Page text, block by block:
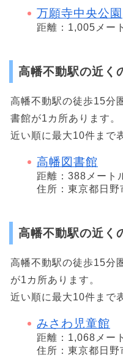
万願寺中央公園
距離：1,005メー
高幡不動駅の近く
高幡不動駅の徒歩15分
書館が1カ所あります。
近い順に最大10件まで
高幡図書館
距離：388メート
住所：東京都日
高幡不動駅の近く
高幡不動駅の徒歩15分
が1カ所あります。
近い順に最大10件まで
みさわ児童館
距離：1,068メー
住所：東京都日